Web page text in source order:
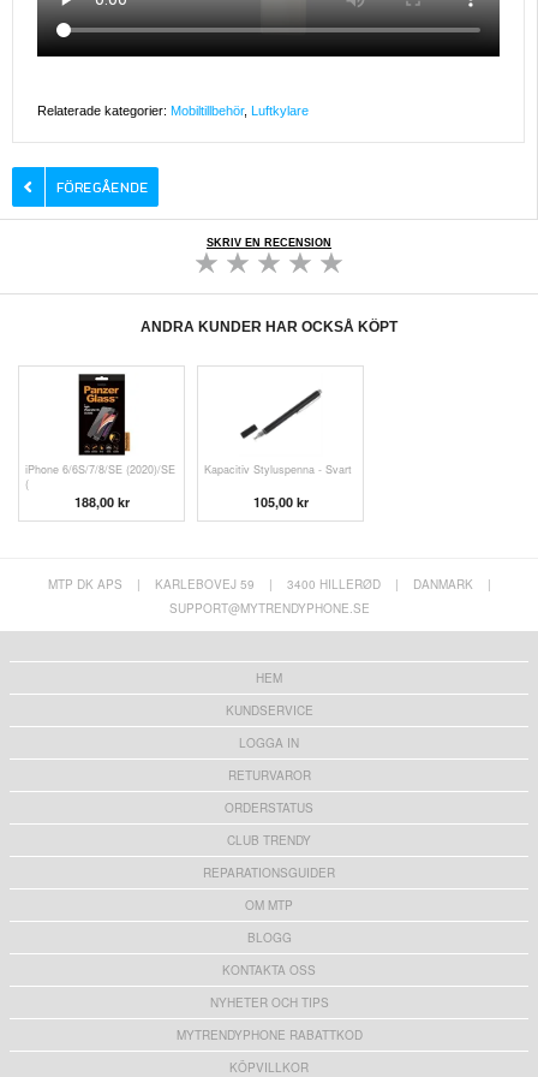
Relaterade kategorier: Mobiltillbehör, Luftkylare
SKRIV EN RECENSION
ANDRA KUNDER HAR OCKSÅ KÖPT
iPhone 6/6S/7/8/SE (2020)/SE
(
188,00 kr
Kapacitiv Styluspenna - Svart
105,00 kr
MTP DK APS | KARLEBOVEJ 59 | 3400 HILLERØD | DANMARK
|
SUPPORT@MYTRENDYPHONE.SE
HEM
KUNDSERVICE
LOGGA IN
RETURVAROR
ORDERSTATUS
CLUB TRENDY
REPARATIONSGUIDER
OM MTP
BLOGG
KONTAKTA OSS
NYHETER OCH TIPS
MYTRENDYPHONE RABATTKOD
KÖPVILLKOR